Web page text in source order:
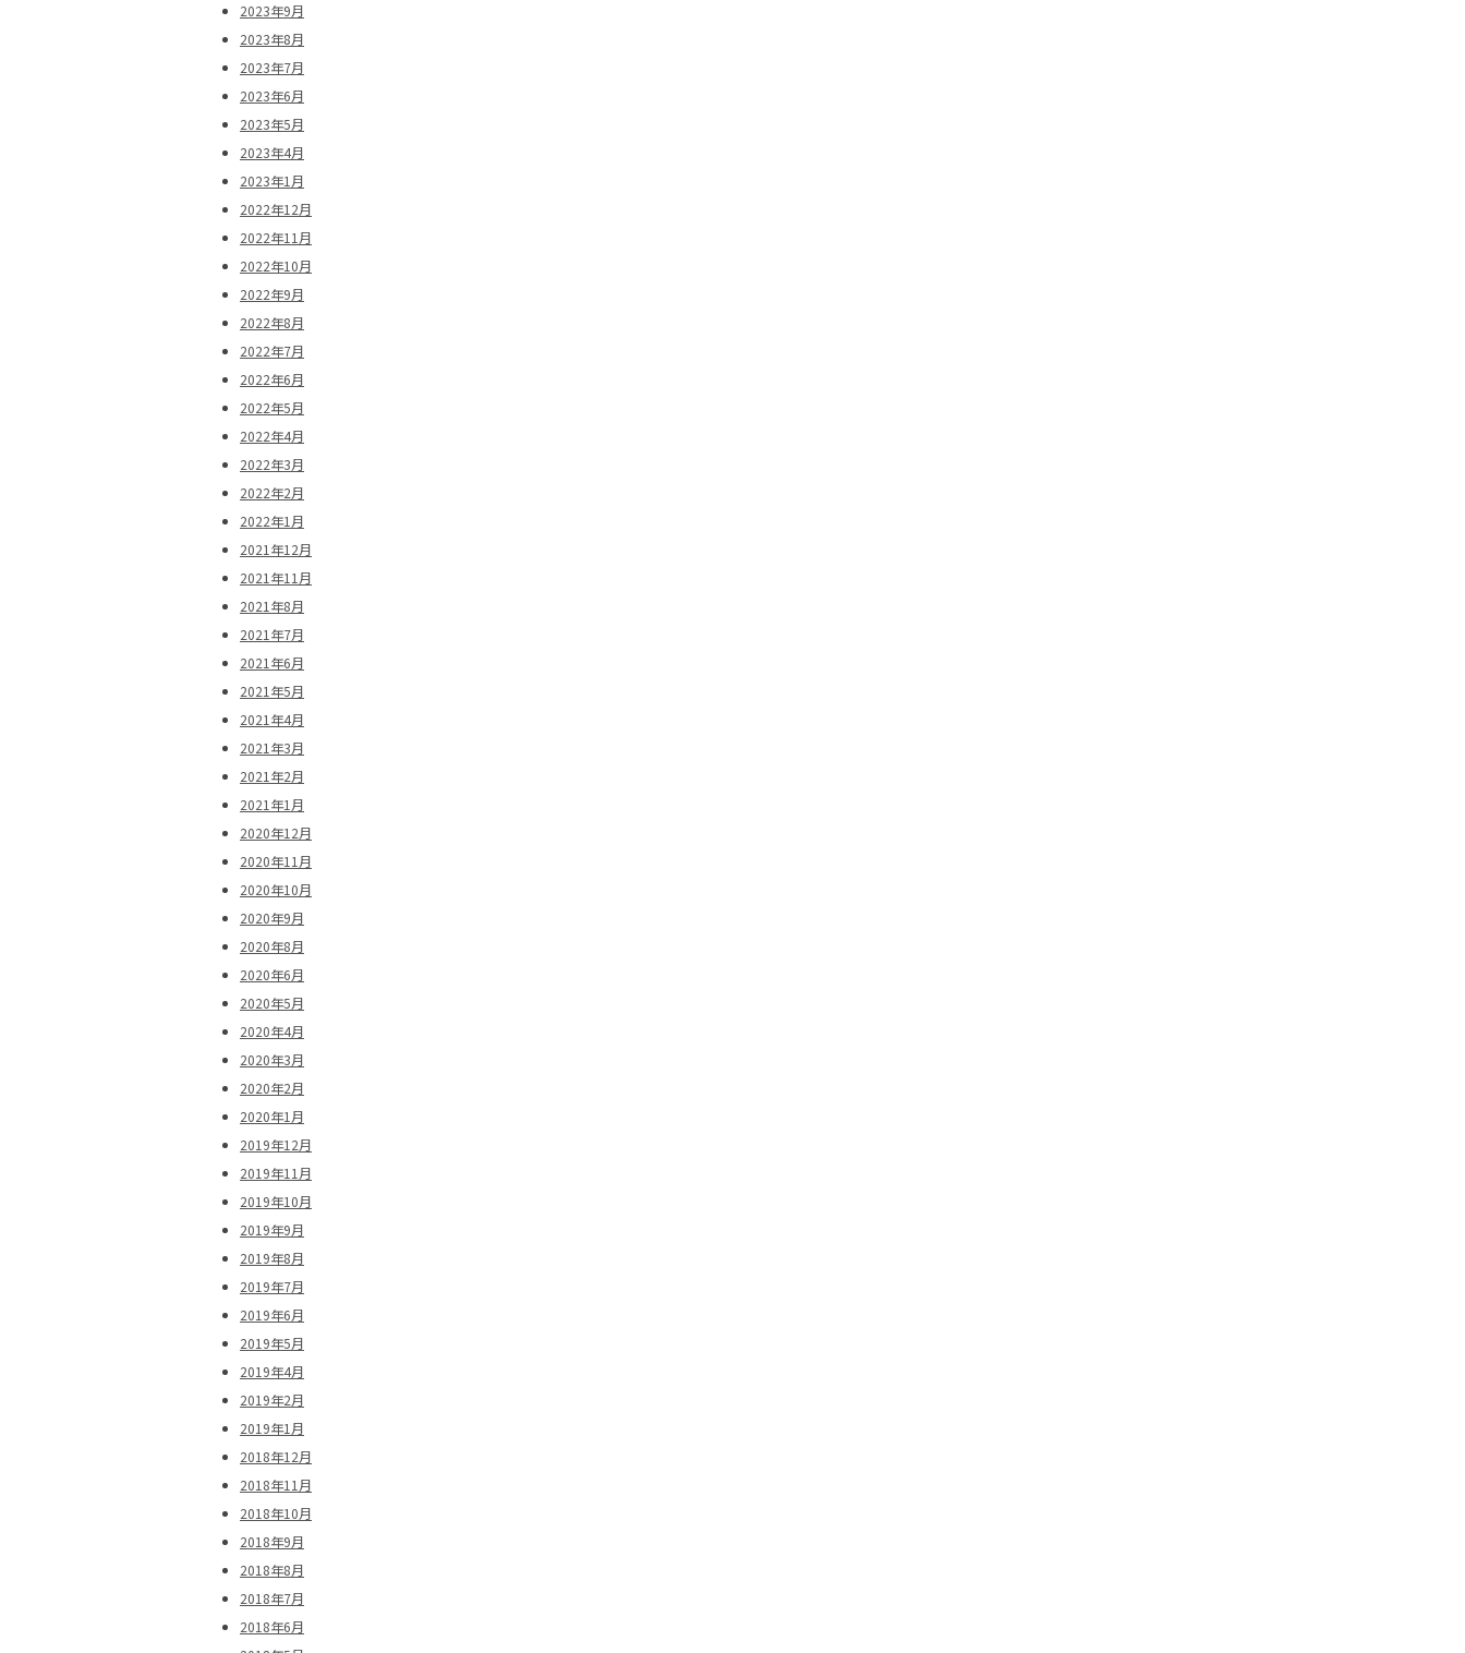
2023年9月
2023年8月
2023年7月
2023年6月
2023年5月
2023年4月
2023年1月
2022年12月
2022年11月
2022年10月
2022年9月
2022年8月
2022年7月
2022年6月
2022年5月
2022年4月
2022年3月
2022年2月
2022年1月
2021年12月
2021年11月
2021年8月
2021年7月
2021年6月
2021年5月
2021年4月
2021年3月
2021年2月
2021年1月
2020年12月
2020年11月
2020年10月
2020年9月
2020年8月
2020年6月
2020年5月
2020年4月
2020年3月
2020年2月
2020年1月
2019年12月
2019年11月
2019年10月
2019年9月
2019年8月
2019年7月
2019年6月
2019年5月
2019年4月
2019年2月
2019年1月
2018年12月
2018年11月
2018年10月
2018年9月
2018年8月
2018年7月
2018年6月